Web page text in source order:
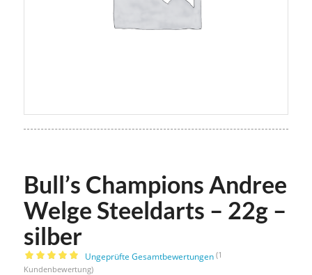
Bull’s Champions Andree
Welge Steeldarts – 22g –
silber
Bewertet mit
Ungeprüfte Gesamtbewertungen (1
Kundenbewertung)